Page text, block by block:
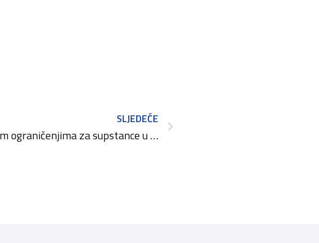
SLJEDEĆE
Obavijest o novim ograničenjima za supstance u kozmetičkim proizvodima temeljem Uredbe EU 2026/909